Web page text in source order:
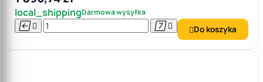
local_shippingDarmowa wysyłka
    Do koszyka